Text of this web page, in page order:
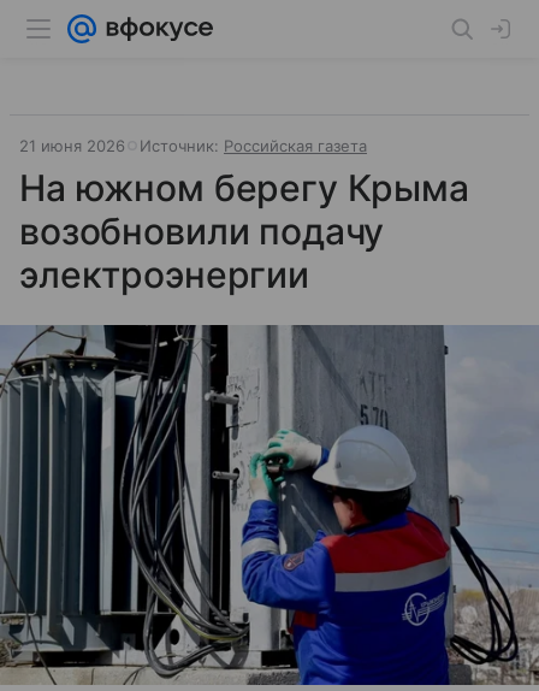
21 июня 2026 Источник: Российская газета
На южном берегу Крыма
возобновили подачу
электроэнергии